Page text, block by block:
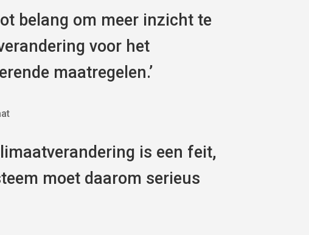
belang om meer inzicht te
voor het
maatregelen.’
is een feit,
moet daarom serieus